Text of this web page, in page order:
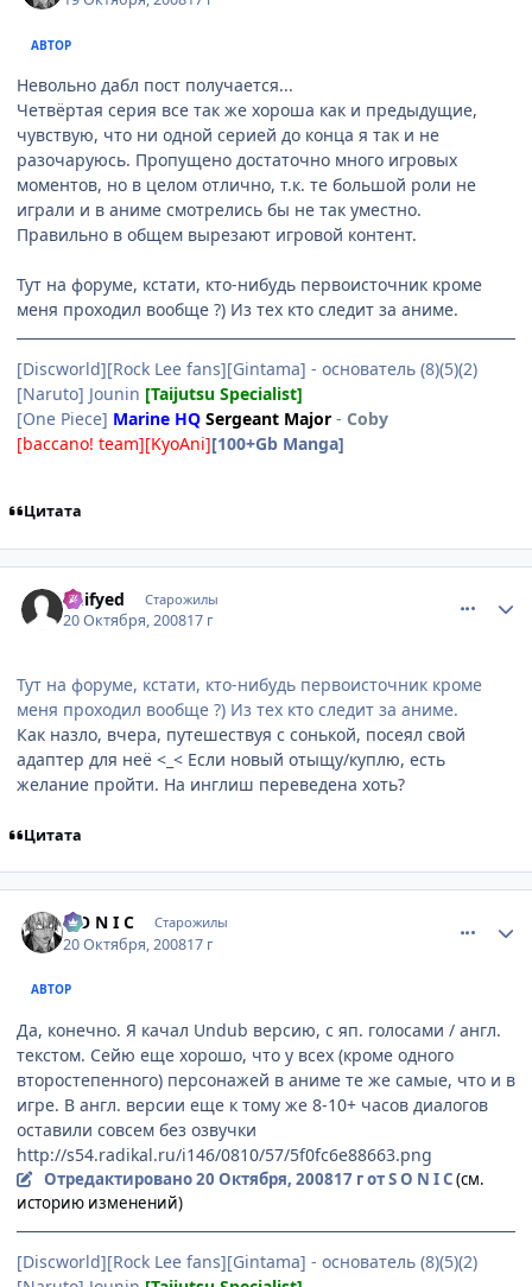
АВТОР
Невольно дабл пост получается...
Четвёртая серия все так же хороша как и предыдущие,
чувствую, что ни одной серией до конца я так и не
разочаруюсь. Пропущено достаточно много игровых
моментов, но в целом отлично, т.к. те большой роли не
играли и в аниме смотрелись бы не так уместно.
Правильно в общем вырезают игровой контент.
Тут на форуме, кстати, кто-нибудь первоисточник кроме
меня проходил вообще ?) Из тех кто следит за аниме.
[Discworld][Rock Lee fans][Gintama] - основатель (8)(5)(2)
[Naruto] Jounin [Taijutsu Specialist]
[One Piece] Marine HQ Sergeant Major - Coby
[baccano! team][KyoAni][100+Gb Manga]
Цитата
Deifyed Старожилы
20 Октября, 200817 г
Тут на форуме, кстати, кто-нибудь первоисточник кроме
меня проходил вообще ?) Из тех кто следит за аниме.
Как назло, вчера, путешествуя с сонькой, посеял свой
адаптер для неё <_< Если новый отыщу/куплю, есть
желание пройти. На инглиш переведена хоть?
Цитата
S O N I C Старожилы
20 Октября, 200817 г
АВТОР
Да, конечно. Я качал Undub версию, с яп. голосами / англ.
текстом. Сейю еще хорошо, что у всех (кроме одного
второстепенного) персонажей в аниме те же самые, что и в
игре. В англ. версии еще к тому же 8-10+ часов диалогов
оставили совсем без озвучки
http://s54.radikal.ru/i146/0810/57/5f0fc6e88663.png
Отредактировано20 Октября, 200817 гот S O N I C(см.
историю изменений)
[Discworld][Rock Lee fans][Gintama] - основатель (8)(5)(2)